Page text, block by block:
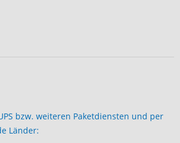
bzw. weiteren Paketdiensten und per
Länder: